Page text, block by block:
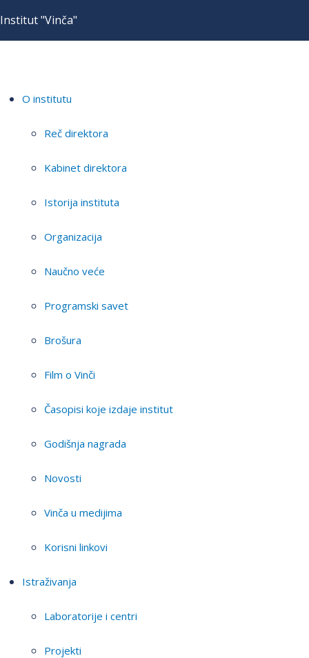
Institut "Vinča"
O institutu
Reč direktora
Kabinet direktora
Istorija instituta
Organizacija
Naučno veće
Programski savet
Brošura
Film o Vinči
Časopisi koje izdaje institut
Godišnja nagrada
Novosti
Vinča u medijima
Korisni linkovi
Istraživanja
Laboratorije i centri
Projekti